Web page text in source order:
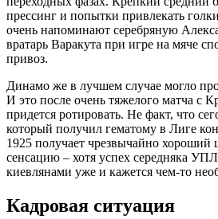
прессинг и попытки привлекать
очень напоминают серебряную
вратарь Варакута при игре на мяче
привоз.
Динамо же в лучшем случае могло
И это после очень тяжелого матча с
придется ротировать. Не факт, что
который получил гематому в Лиге
1925 получает чрезвычайно хороший
сенсацию – хотя успех середняка
киевлянами уже и кажется чем-то
Кадровая ситуация